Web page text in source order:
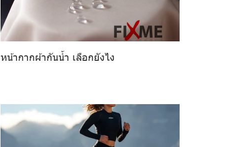
หน้ากากผ้ากันน้ำ เลือกยังไง